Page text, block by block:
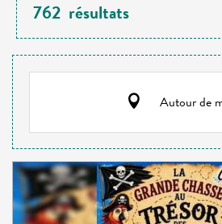
762 résultats
Autour de